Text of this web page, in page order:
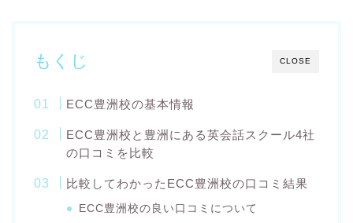
CLOSE
もくじ
ECC豊洲校の基本情報
ECC豊洲校と豊洲にある英会話スクール4社
の口コミを比較
比較してわかったECC豊洲校の口コミ結果
ECC豊洲校の良い口コミについて